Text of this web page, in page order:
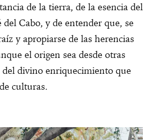
de la tierra, de la esencia del
del Cabo, y de entender que, se
y apropiarse de las herencias
el origen sea desde otras
del divino enriquecimiento que
culturas.